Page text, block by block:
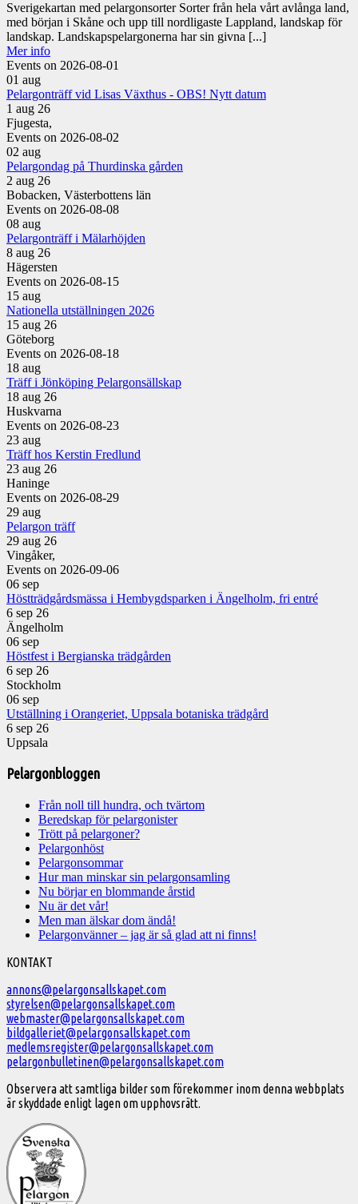
Sverigekartan med pelargonsorter Sorter från hela vårt avlånga land,
med början i Skåne och upp till nordligaste Lappland, landskap för
landskap. Landskapspelargonerna har sin givna [...]
Mer info
Events on 2026-08-01
01 aug
Pelargonträff vid Lisas Växthus - OBS! Nytt datum
1 aug 26
Fjugesta,
Events on 2026-08-02
02 aug
Pelargondag på Thurdinska gården
2 aug 26
Bobacken, Västerbottens län
Events on 2026-08-08
08 aug
Pelargonträff i Mälarhöjden
8 aug 26
Hägersten
Events on 2026-08-15
15 aug
Nationella utställningen 2026
15 aug 26
Göteborg
Events on 2026-08-18
18 aug
Träff i Jönköping Pelargonsällskap
18 aug 26
Huskvarna
Events on 2026-08-23
23 aug
Träff hos Kerstin Fredlund
23 aug 26
Haninge
Events on 2026-08-29
29 aug
Pelargon träff
29 aug 26
Vingåker,
Events on 2026-09-06
06 sep
Höstträdgårdsmässa i Hembygdsparken i Ängelholm, fri entré
6 sep 26
Ängelholm
06 sep
Höstfest i Bergianska trädgården
6 sep 26
Stockholm
06 sep
Utställning i Orangeriet, Uppsala botaniska trädgård
6 sep 26
Uppsala
Pelargonbloggen
Från noll till hundra, och tvärtom
Beredskap för pelargonister
Trött på pelargoner?
Pelargonhöst
Pelargonsommar
Hur man minskar sin pelargonsamling
Nu börjar en blommande årstid
Nu är det vår!
Men man älskar dom ändå!
Pelargonvänner – jag är så glad att ni finns!
Välkommen
till
Svenska
Pelargonsällskapet
KONTAKT
annons@pelargonsallskapet.com
styrelsen@pelargonsallskapet.com
webmaster@pelargonsallskapet.com
bildgalleriet@pelargonsallskapet.com
medlemsregister@pelargonsallskapet.com
pelargonbulletinen@pelargonsallskapet.com
Observera att samtliga bilder som förekommer inom denna webbplats
är skyddade enligt lagen om upphovsrätt.